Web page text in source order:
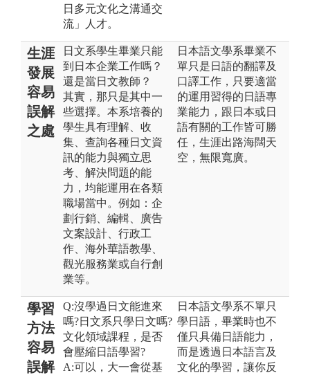
日多元文化之溝通交
流」人才。
生涯
發展
容易
誤解
之處
日文系學生畢業只能
到日本企業工作嗎？
還是當日文教師？
其實，那只是其中一
些選擇。本系培養的
學生具有理解、收
集、查詢各種日文資
訊的能力與獨立思
考、解決問題的能
力，均能運用在各類
職場當中。例如：企
劃行銷、編輯、廣告
文案設計、行政工
作、海外華語教學、
觀光服務業或自行創
業等。
日本語文學系畢業不
單只是日語的翻譯及
口譯工作，只要適當
的運用習得的日語專
業能力，跟日本或日
語有關的工作皆可勝
任，生涯出路海闊天
空，無限寬廣。
學習
方法
容易
誤解
Q:沒學過日文能進來
嗎?日文系只學日文嗎?
文化領域課程，是否
會壓縮日語學習?
A:可以，大一會從基
日本語文學系不單只
學日語，畢業時也不
僅只具備日語能力，
而是透過日本語言及
文化的學習，讓你反